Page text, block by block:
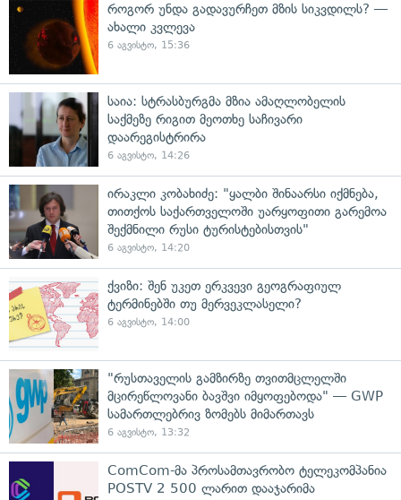
როგორ უნდა გადავურჩეთ მზის სიკვდილს? —
ახალი კვლევა
6 აგვისტო, 15:36
საია: სტრასბურგმა მზია ამაღლობელის
საქმეზე რიგით მეოთხე საჩივარი
დაარეგისტრირა
6 აგვისტო, 14:26
ირაკლი კობახიძე: "ყალბი შინაარსი იქმნება,
თითქოს საქართველოში უარყოფითი გარემოა
შექმნილი რუსი ტურისტებისთვის"
6 აგვისტო, 14:20
ქვიზი: შენ უკეთ ერკვევი გეოგრაფიულ
ტერმინებში თუ მერვეკლასელი?
6 აგვისტო, 14:00
"რუსთაველის გამზირზე თვითმცლელში
მცირეწლოვანი ბავშვი იმყოფებოდა" — GWP
სამართლებრივ ზომებს მიმართავს
6 აგვისტო, 13:32
ComCom-მა პროსამთავრობო ტელეკომპანია
POSTV 2 500 ლარით დააჯარიმა